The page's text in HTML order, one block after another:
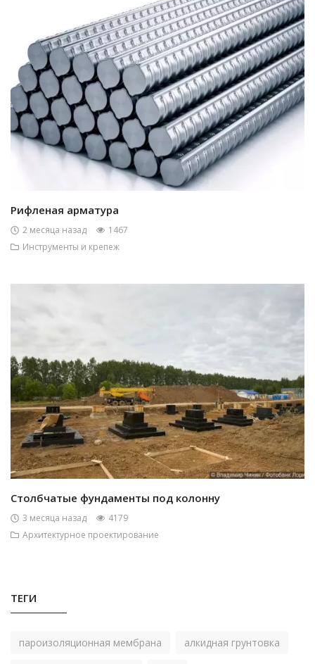
Рифленая арматура
2 месяца назад
1467
Инструменты и крепеж
Столбчатые фундаменты под колонну
3 месяца назад
4179
Архитектурное проектирование
ТЕГИ
пароизоляционная мембрана алкидная грунтовка